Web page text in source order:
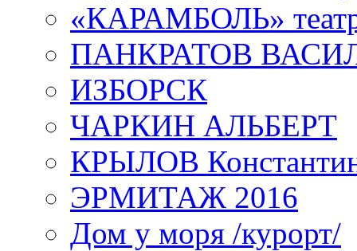
«КАРАМБОЛЬ»
ПАНКРАТОВ
ИЗБОРСК
ЧАРКИН АЛЬБЕРТ
КРЫЛОВ
ЭРМИТАЖ 2016
Дом у моря /курорт/